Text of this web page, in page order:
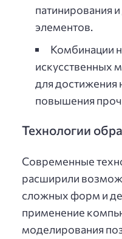
патинирования
элементов.
Комбинации
искусственных
для достижения
повышения
Технологии
Современные
расширили
сложных форм и
применение
моделирования